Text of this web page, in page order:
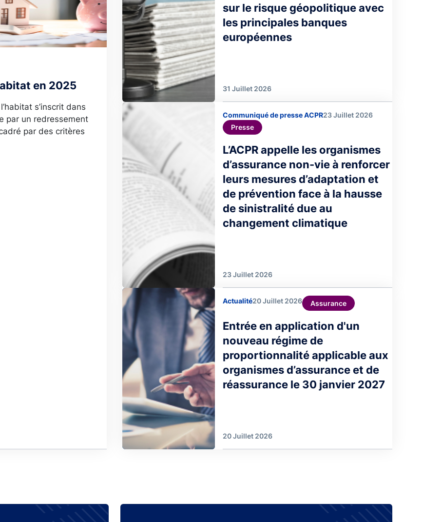
en 2025
s’inscrit dans
par un redressement
par des critères
sur le risque géopolitique avec
les principales banques
européennes
31 Juillet 2026
Image
Communiqué de presse ACPR23 Juillet 2026
Presse
L’ACPR appelle les organismes
d’assurance non-vie à renforcer
leurs mesures d’adaptation et
de prévention face à la hausse
de sinistralité due au
changement climatique
23 Juillet 2026
Image
Actualité20 Juillet 2026 Assurance
Entrée en application d'un
nouveau régime de
proportionnalité applicable aux
organismes d’assurance et de
réassurance le 30 janvier 2027
20 Juillet 2026